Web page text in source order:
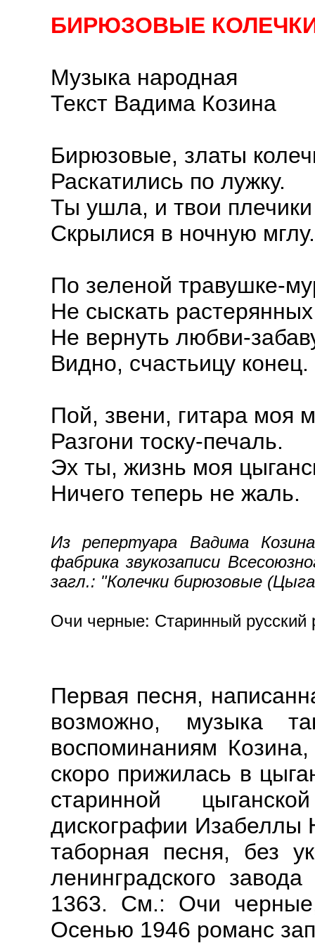
БИРЮЗОВЫЕ
Музыка народная
Текст Вадима Козина
Бирюзовые, златы
Раскатились по лужку.
Ты ушла, и твои плечики
Скрылися в ночную мглу.
По зеленой травушке-
Не сыскать
Не вернуть любви-
Видно, счастьицу конец.
Пой, звени, гитара моя
Разгони тоску-печаль.
Эх ты, жизнь моя
Ничего теперь не жаль.
Из репертуара Вадима
фабрика звукозаписи
загл.: "Колечки бирюзовые
Очи черные: Старинный
Первая песня,
возможно, музыка
воспоминаниям
скоро прижилась в
старинной
дискографии Изабеллы
таборная песня, без
ленинградского
1363. См.: Очи
Осенью 1946 романс